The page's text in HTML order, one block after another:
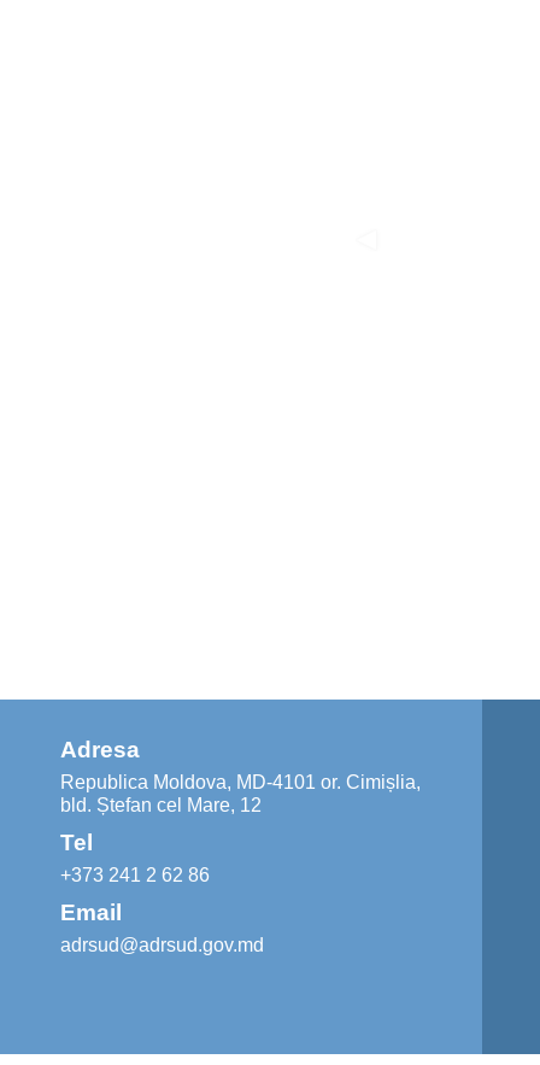
Adresa
Republica Moldova, MD-4101 or. Cimișlia,
bld. Ștefan cel Mare, 12
Tel
+373 241 2 62 86
Email
adrsud@adrsud.gov.md